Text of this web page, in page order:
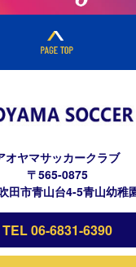
オヤマサッカークラブ
〒565-0875
田市青山台4-5青山幼稚
TEL 06-6831-6390